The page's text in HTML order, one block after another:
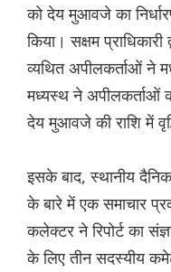
को देय मुआवजे का
किया। सक्षम प्राधिकारी
व्यथित अपीलकर्ताओं ने
मध्यस्थ ने अपीलकर्ताओं
देय मुआवजे की राशि में
इसके बाद, स्थानीय
के बारे में एक समाचार
कलेक्टर ने रिपोर्ट का
के लिए तीन सदस्यीय